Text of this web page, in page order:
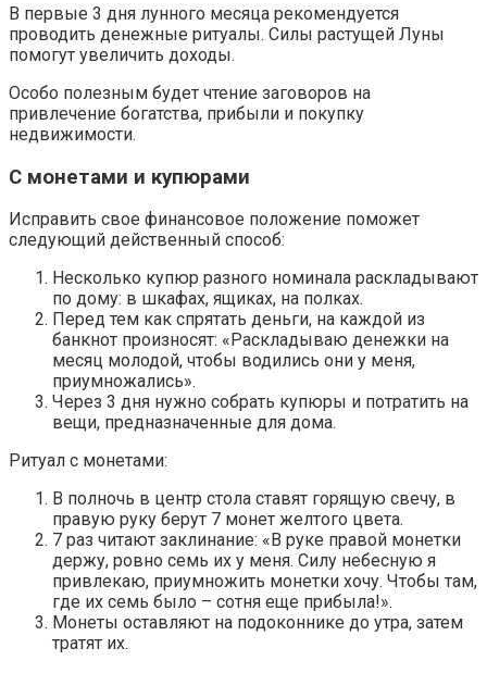
В первые 3 дня лунного месяца рекомендуется
проводить денежные ритуалы. Силы растущей Луны
помогут увеличить доходы.
Особо полезным будет чтение заговоров на
привлечение богатства, прибыли и покупку
недвижимости.
С монетами и купюрами
Исправить свое финансовое положение поможет
следующий действенный способ:
Несколько купюр разного номинала раскладывают
по дому: в шкафах, ящиках, на полках.
Перед тем как спрятать деньги, на каждой из
банкнот произносят: «Раскладываю денежки на
месяц молодой, чтобы водились они у меня,
приумножались».
Через 3 дня нужно собрать купюры и потратить на
вещи, предназначенные для дома.
Ритуал с монетами:
В полночь в центр стола ставят горящую свечу, в
правую руку берут 7 монет желтого цвета.
7 раз читают заклинание: «В руке правой монетки
держу, ровно семь их у меня. Силу небесную я
привлекаю, приумножить монетки хочу. Чтобы там,
где их семь было – сотня еще прибыла!».
Монеты оставляют на подоконнике до утра, затем
тратят их.